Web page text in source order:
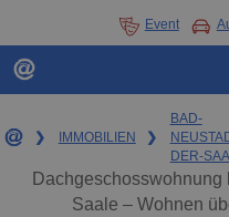
Event
❯ IMMOBILIEN ❯
BAD-
DER-
Saale – Wohnen